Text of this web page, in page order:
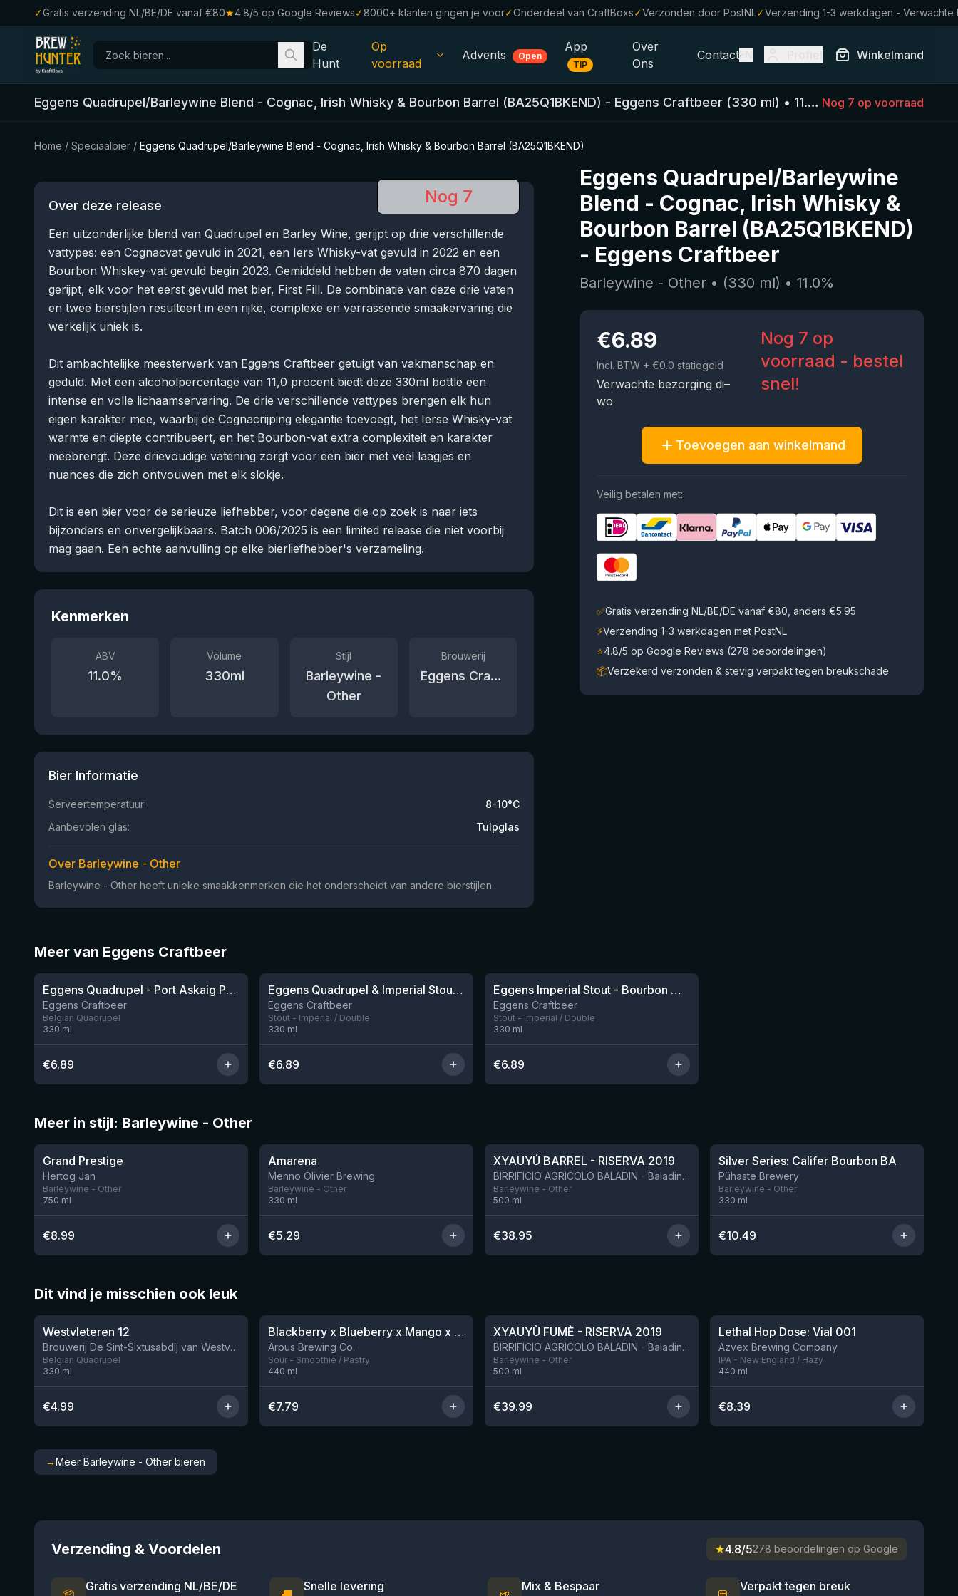
✓Gratis verzending NL/BE/DE vanaf €80★4.8/5 op Google Reviews✓8000+ klanten gingen je voor✓Onderdeel van CraftBoxs✓Verzonden door PostNL✓Verzending 1-3 werkdagen -
De
Hunt
Op
voorraad
Alle Bieren
% Sale %
Cadeaubonnen
Bierpakketten
Brouwerijen
Bierstijlen
Advents Open
App
TIP
Over
Ons
Contact Winkelmand
Eggens Quadrupel/Barleywine Blend - Cognac, Irish Whisky & Bourbon Barrel (BA25Q1BKEND) - Eggens Craftbeer (330 ml) • 11.0 %•Barleywine - Other
Nog 7 op voorraad
Home / Speciaalbier / Eggens Quadrupel/Barleywine Blend - Cognac, Irish Whisky & Bourbon Barrel (BA25Q1BKEND)
Nog 7
Over deze release
Een uitzonderlijke blend van Quadrupel en Barley Wine, gerijpt op drie verschillende
vattypes: een Cognacvat gevuld in 2021, een Iers Whisky-vat gevuld in 2022 en een
Bourbon Whiskey-vat gevuld begin 2023. Gemiddeld hebben de vaten circa 870 dagen
gerijpt, elk voor het eerst gevuld met bier, First Fill. De combinatie van deze drie vaten
en twee bierstijlen resulteert in een rijke, complexe en verrassende smaakervaring die
werkelijk uniek is.
Dit ambachtelijke meesterwerk van Eggens Craftbeer getuigt van vakmanschap en
geduld. Met een alcoholpercentage van 11,0 procent biedt deze 330ml bottle een
intense en volle lichaamservaring. De drie verschillende vattypes brengen elk hun
eigen karakter mee, waarbij de Cognacrijping elegantie toevoegt, het Ierse Whisky-vat
warmte en diepte contribueert, en het Bourbon-vat extra complexiteit en karakter
meebrengt. Deze drievoudige vatening zorgt voor een bier met veel laagjes en
nuances die zich ontvouwen met elk slokje.
Dit is een bier voor de serieuze liefhebber, voor degene die op zoek is naar iets
bijzonders en onvergelijkbaars. Batch 006/2025 is een limited release die niet voorbij
mag gaan. Een echte aanvulling op elke bierliefhebber's verzameling.
Kenmerken
ABV
11.0%
Volume
330ml
Stijl
Barleywine -
Other
Brouwerij
Eggens Craftbeer
Bier Informatie
Serveertemperatuur:
8-10°C
Aanbevolen glas:
Tulpglas
Over Barleywine - Other
Barleywine - Other heeft unieke smaakkenmerken die het onderscheidt van andere bierstijlen.
Eggens Quadrupel/Barleywine
Blend - Cognac, Irish Whisky &
Bourbon Barrel (BA25Q1BKEND)
- Eggens Craftbeer
Barleywine - Other • (330 ml) •11.0%
€6.89
Incl. BTW + €0.0 statiegeld
Verwachte bezorging di–
wo
Nog 7 op
voorraad - bestel
snel!
Toevoegen aan winkelmand
Veilig betalen met:
✅Gratis verzending NL/BE/DE vanaf €80, anders €5.95
⚡Verzending 1-3 werkdagen met PostNL
⭐4.8/5 op Google Reviews (278 beoordelingen)
📦Verzekerd verzonden & stevig verpakt tegen breukschade
Meer van Eggens Craftbeer
Eggens Quadrupel - Port Askaig Peated Whisky Barrel
Eggens Craftbeer
Belgian Quadrupel
330 ml
€6.89
Eggens Quadrupel & Imperial Stout Blend - 20 Jaar Oud Cognacvat
Eggens Craftbeer
Stout - Imperial / Double
330 ml
€6.89
Eggens Imperial Stout - Bourbon Whiskey Barrel (BA25Q1IMPHeavenH)
Eggens Craftbeer
Stout - Imperial / Double
330 ml
€6.89
Meer in stijl: Barleywine - Other
★3.8
Grand Prestige
Hertog Jan
Barleywine - Other
750 ml
€8.99
Amarena
Menno Olivier Brewing
Barleywine - Other
330 ml
€5.29
XYAUYÚ BARREL - RISERVA 2019
BIRRIFICIO AGRICOLO BALADIN - Baladin Indipendente Italian Farm Brewery
Barleywine - Other
500 ml
€38.95
Nog 2
Silver Series: Califer Bourbon BA
Pühaste Brewery
Barleywine - Other
330 ml
€10.49
Dit vind je misschien ook leuk
★4.46
Westvleteren 12
Brouwerij De Sint-Sixtusabdij van Westvleteren
Belgian Quadrupel
330 ml
€4.99
Nog 9Blackberry x Blueberry x Mango x Pineapple x Peanut Butter Smoothie Sour Ale
Ārpus Brewing Co.
Sour - Smoothie / Pastry
440 ml
€7.79
XYAUYÙ FUMÈ - RISERVA 2019
BIRRIFICIO AGRICOLO BALADIN - Baladin Indipendente Italian Farm Brewery
Barleywine - Other
500 ml
€39.99
Lethal Hop Dose: Vial 001
Azvex Brewing Company
IPA - New England / Hazy
440 ml
€8.39
→Meer Barleywine - Other bieren
Verzending & Voordelen ★4.8/5278 beoordelingen op Google
Gratis verzending NL/BE/DE Snelle levering Mix & Bespaar Verpakt tegen breuk